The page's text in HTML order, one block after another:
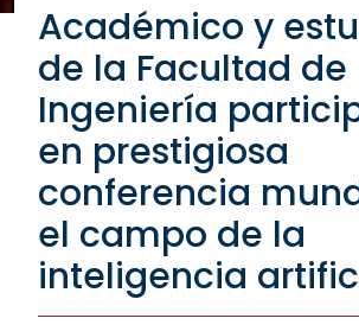
Académico y
de la Facultad de
Ingeniería
en prestigiosa
conferencia
el campo de la
inteligencia